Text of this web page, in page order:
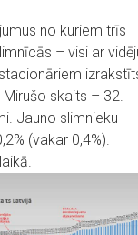
no kuriem trīs
– visi ar
skaits – 32.
Jauno slimnieku
(vakar 0,4%).